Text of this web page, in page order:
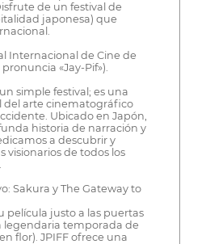
de un festival de
japonesa) que
Internacional de Cine de
«Jay-Pif»).
simple festival; es una
del arte cinematográfico
Ubicado en Japón,
historia de narración y
a descubrir y
visionarios de todos los
Sakura y The Gateway to
película justo a las puertas
legendaria temporada de
flor). JPIFF ofrece una